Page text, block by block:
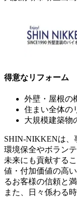
得意なリフォーム
外壁・屋根の
住まい全体の
大規模建築物
SHIN-NIKKENは、
環境保全やボラン
未来にも貢献する
値・付加価値の高
るお客様の信頼と
また、日々係わる